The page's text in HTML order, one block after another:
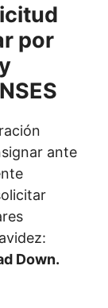
ante
Down.